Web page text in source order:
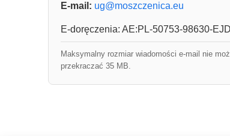
E-mail: ug@moszczenica.eu
E-doręczenia: AE:PL-50753-98630-
Maksymalny rozmiar wiadomości e-mail nie
przekraczać 35 MB.